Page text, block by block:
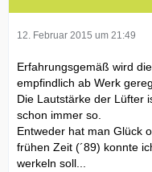
12. Februar 2015 um 21:49
Erfahrungsgemäß wird
empfindlich ab Werk
Die Lautstärke der Lüfter
schon immer so.
Entweder hat man Glück
frühen Zeit (´89) konnte
werkeln soll...